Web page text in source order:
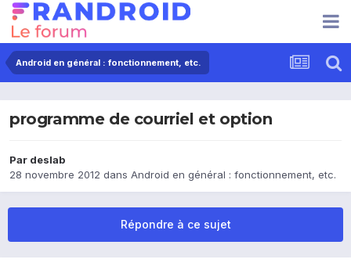
Android en général : fonctionnement, etc.
programme de courriel et option
Par deslab
28 novembre 2012 dans Android en général : fonctionnement, etc.
Répondre à ce sujet